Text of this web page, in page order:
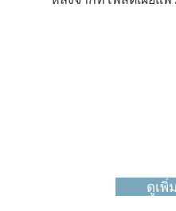
ดูเพิ่